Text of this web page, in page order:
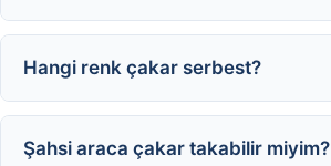
Hangi renk çakar serbest?
Şahsi araca çakar takabilir miyim?